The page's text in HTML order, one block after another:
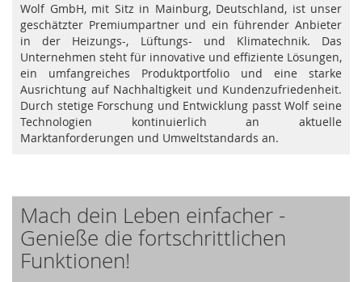
Wolf GmbH, mit Sitz in Mainburg, Deutschland, ist unser
geschätzter Premiumpartner und ein führender Anbieter
in der Heizungs-, Lüftungs- und Klimatechnik. Das
Unternehmen steht für innovative und effiziente Lösungen,
ein umfangreiches Produktportfolio und eine starke
Ausrichtung auf Nachhaltigkeit und Kundenzufriedenheit.
Durch stetige Forschung und Entwicklung passt Wolf seine
Technologien kontinuierlich an aktuelle
Marktanforderungen und Umweltstandards an.
Mach dein Leben einfacher -
Genieße die fortschrittlichen
Funktionen!